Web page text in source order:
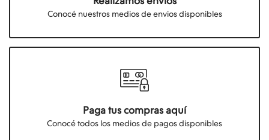
Conocé nuestros medios de envios disponibles
Paga tus compras aquí
Conocé todos los medios de pagos disponibles